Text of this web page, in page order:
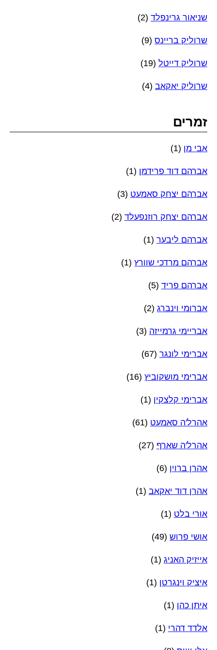
שניאור גרינפלד (2)
שרוליק בריינס (9)
שרוליק דייטל (19)
שרוליק יאקאב (4)
זמרים
אבי מן (1)
אברהם דוד פרידמן (1)
אברהם יצחק סאמעט (3)
אברהם יצחק רוזנפעלד (2)
אברהם ליבער (1)
אברהם מרדכי שוורץ (1)
אברהם פריד (5)
אברומי וינברג (2)
אבריימי גרמייזה (3)
אברימי לונגר (67)
אברימי מושקוביץ (16)
אברימי קלצקין (1)
אהרל'ה סאמעט (61)
אהרל'ה שארף (27)
אהרן ברוין (6)
אהרן דוד יאקאב (1)
אורי בלט (1)
אושי פרוש (49)
אייזיק האניג (1)
איציק וינגרטן (1)
איתן כהן (1)
אלדד דהרי (1)